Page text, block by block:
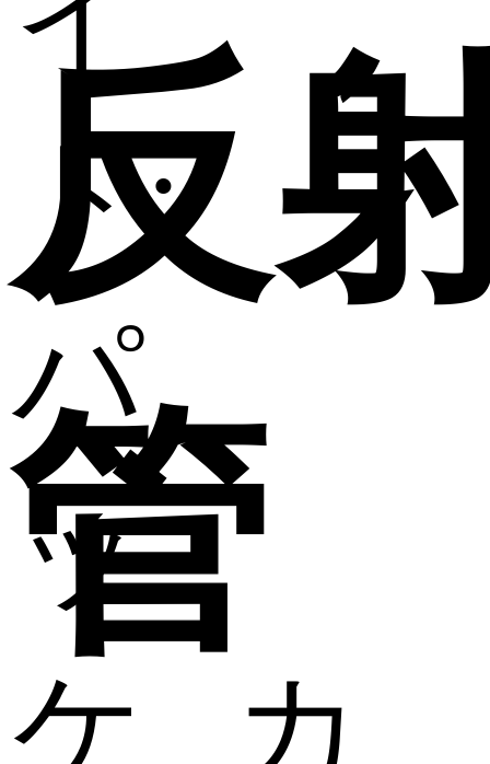
反
管
ト:
パ
ッ
ケ
カ